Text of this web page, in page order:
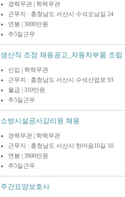
경력무관 | 학력무관
근무지 : 충청남도 서산시 수석오남길 24
연봉 | 3000만원
주5일근무
생산직 조장 채용공고_자동차부품 조립
신입 | 학력무관
근무지 : 충청남도 서산시 수석산업로 93
월급 | 310만원
주5일근무
소방시설공사감리원 채용
경력무관 | 학력무관
근무지 : 충청남도 서산시 한마음10길 10
연봉 | 3900만원
주5일근무
주간요양보호사